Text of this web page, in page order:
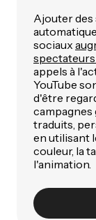
Ajouter
sociaux
spectateurs
appels à
YouTube
d'être
traduits,
en utilisant
couleur, la
l'animation.